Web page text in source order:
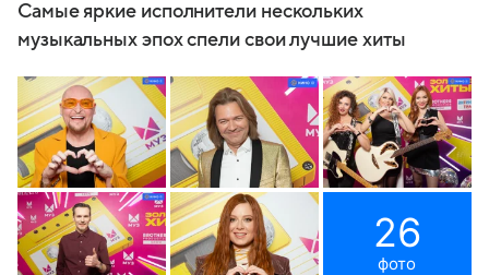
Самые яркие исполнители нескольких
музыкальных эпох спели свои лучшие хиты
26
фото